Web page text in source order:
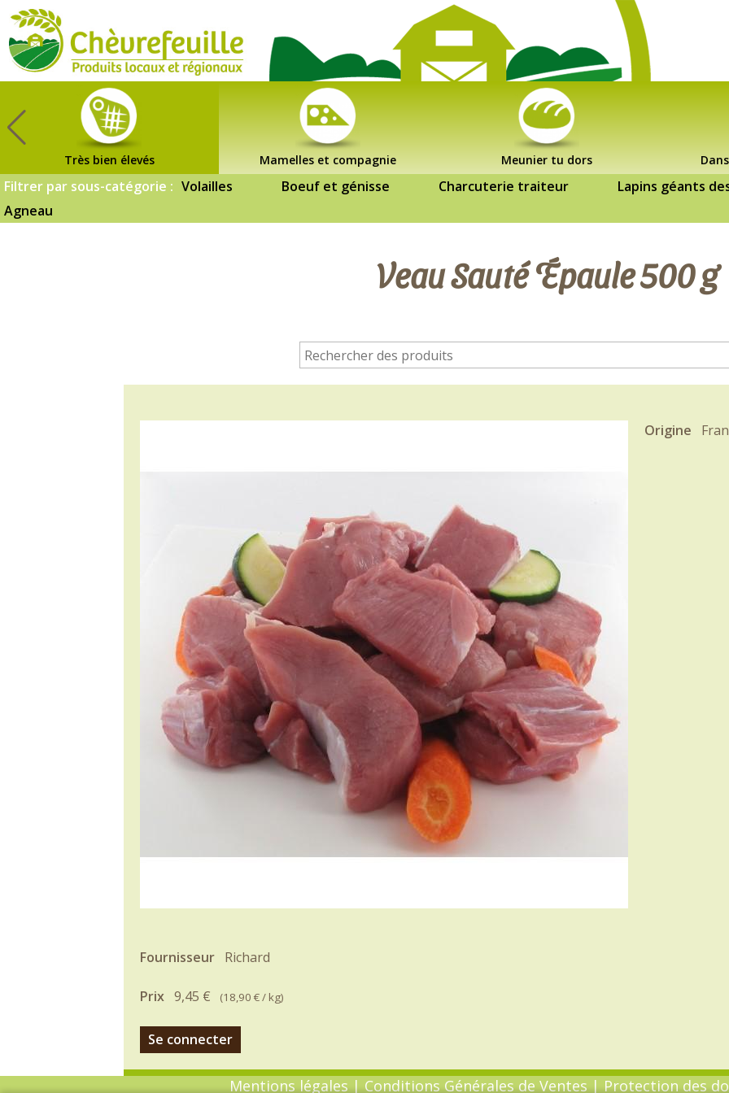
Très bien élevés Mamelles et compagnie Meunier tu dors
Filtrer par sous-catégorie : Volailles Boeuf et génisse Charcuterie traiteur
Lapins géants
Agneau
Veau Sauté Épaule 500 g
Origine
Fournisseur Richard
Prix 9,45 € (18,90 €/ kg)
Se connecter
Mentions légales | Conditions Générales de Ventes | Protection des